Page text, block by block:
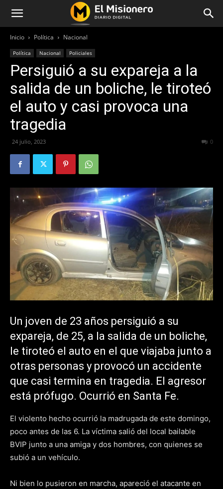
Inicio Política Nacional
Política Nacional Policiales
Persiguió a su expareja a la
salida de un boliche, le tiroteó
el auto y casi provoca una
tragedia
24 julio, 2023 0
Un joven de 23 años persiguió a su
expareja, de 25, a la salida de un boliche,
le tiroteó el auto en el que viajaba junto a
otras personas y provocó un accidente
que casi termina en tragedia. El agresor
está prófugo. Ocurrió en Santa Fe.
El violento hecho ocurrió la madrugada de este domingo,
poco antes de las 6. La víctima salió del local bailable
BVIP junto a una amiga y dos hombres, con quienes se
subió a un vehículo.
Ni bien lo pusieron en marcha, apareció el atacante en